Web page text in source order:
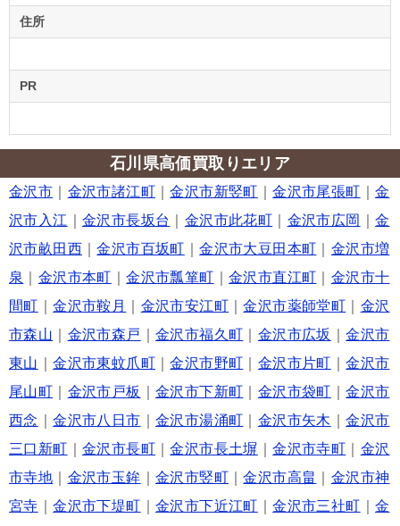
住所
PR
石川県高価買取りエリア
金沢市 金沢市諸江町 ｜金沢市新竪町 ｜金沢市尾張町 ｜金
沢市入江 ｜金沢市長坂台 金沢市此花町 金沢市広岡 ｜金
沢市畝田西
｜金沢市百坂町 ｜金沢市大豆田本町
金沢市増
泉
金沢市本町 ｜金沢市瓢箪町 ｜金沢市直江町
金沢市十
間町
｜金沢市鞍月 金沢市安江町 ｜金沢市薬師堂町
金沢
市森山
金沢市森戸 ｜金沢市福久町 金沢市広坂 ｜金沢市
東山
｜金沢市東蚊爪町 ｜金沢市野町 金沢市片町 ｜金沢市
尾山町
金沢市戸板 ｜金沢市下新町 金沢市袋町 ｜金沢市
西念
｜金沢市八日市 ｜金沢市湯涌町 金沢市矢木 ｜金沢市
三口新町
｜金沢市長町 ｜金沢市長土塀 ｜金沢市寺町
金沢
市寺地
金沢市玉鉾 ｜金沢市竪町 ｜金沢市高畠
金沢市神
宮寺 ｜金沢市下堤町 ｜金沢市下近江町 ｜金沢市三社町 ｜金